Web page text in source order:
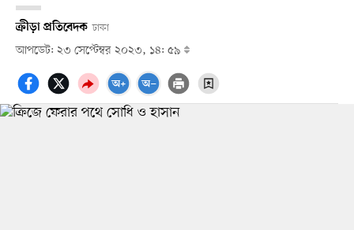
ক্রীড়া প্রতিবেদক ঢাকা
আপডেট: ২৩ সেপ্টেম্বর ২০২৩, ১৪: ৫৯